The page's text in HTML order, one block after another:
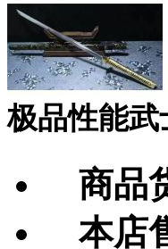
极品性能武
商品
本店